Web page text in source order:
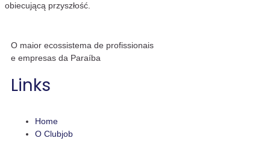
obiecującą przyszłość.
O maior ecossistema de profissionais
e empresas da Paraíba
Links
Home
O Clubjob